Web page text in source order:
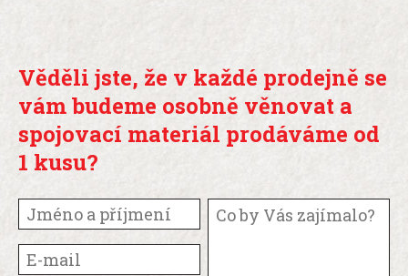
Věděli jste, že v každé prodejně se
vám budeme osobně věnovat a
spojovací materiál prodáváme od
1 kusu?